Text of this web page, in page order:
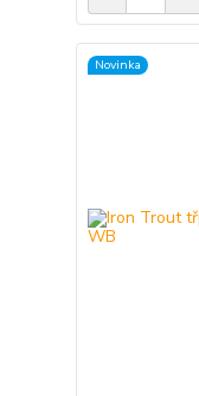
Novinka